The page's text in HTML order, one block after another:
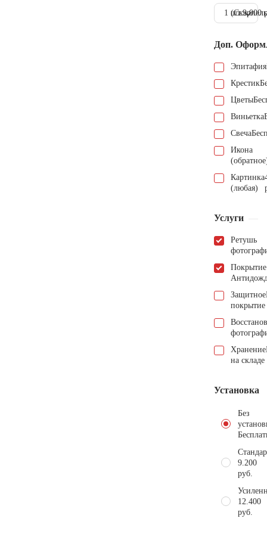
1 шт.9.000
Доп.
Эпитафия
Крестик
Цветы
Виньетка
Свеча
Икона
Картинка
(любая)
Услуги
Ретушь
Покрытие
Защитное
покрытие
Хранение
на складе
Установка
Без
9.200
руб.
12.400
руб.